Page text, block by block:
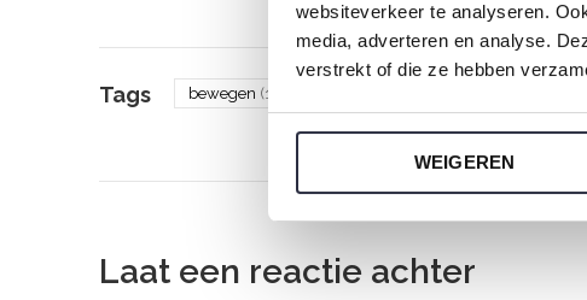
websiteverkeer te analyseren.
media, adverteren en analyse.
verstrekt of die ze hebben
WEIGEREN
Tags bewegen (1)
Laat een reactie achter